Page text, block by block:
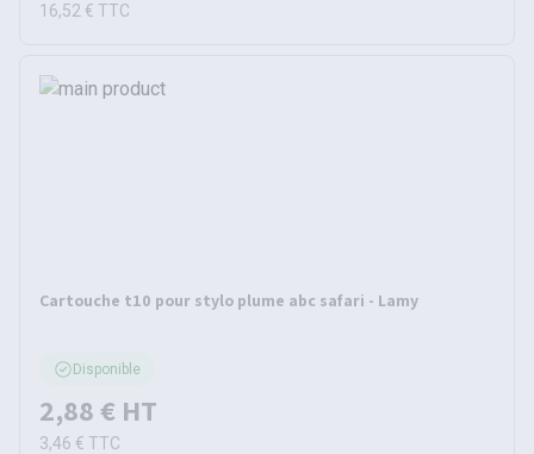
16,52 € TTC
Cartouche t10 pour stylo plume abc safari - Lamy
Disponible
2,88 € HT
3,46 € TTC